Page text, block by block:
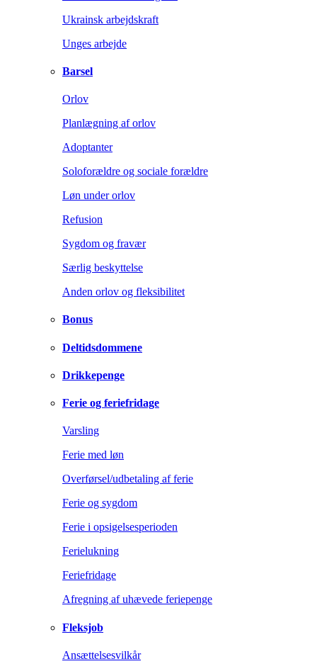
Ukrainsk arbejdskraft
Unges arbejde
Barsel
Orlov
Planlægning af orlov
Adoptanter
Soloforældre og sociale forældre
Løn under orlov
Refusion
Sygdom og fravær
Særlig beskyttelse
Anden orlov og fleksibilitet
Bonus
Deltidsdommene
Drikkepenge
Ferie og feriefridage
Varsling
Ferie med løn
Overførsel/udbetaling af ferie
Ferie og sygdom
Ferie i opsigelsesperioden
Ferielukning
Feriefridage
Afregning af uhævede feriepenge
Fleksjob
Ansættelsesvilkår